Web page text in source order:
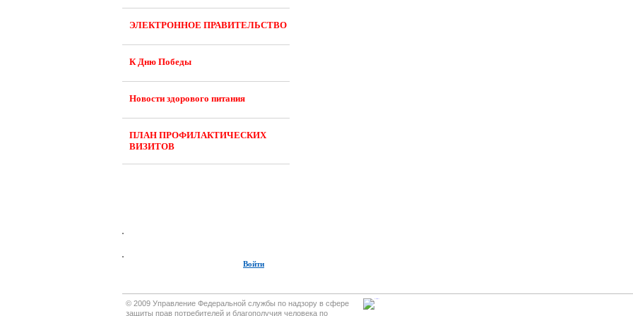
ЭЛЕКТРОННОЕ ПРАВИТЕЛЬСТВО
К Дню Победы
Новости здорового питания
ПЛАН ПРОФИЛАКТИЧЕСКИХ
ВИЗИТОВ
Войти
© 2009 Управление Федеральной службы по надзору в сфере
защиты прав потребителей и благополучия человека по